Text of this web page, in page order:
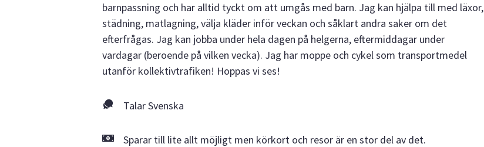
barnpassning och har alltid tyckt om att umgås med barn. Jag kan hjälpa till med läxor,
städning, matlagning, välja kläder inför veckan och såklart andra saker om det
efterfrågas. Jag kan jobba under hela dagen på helgerna, eftermiddagar under
vardagar (beroende på vilken vecka). Jag har moppe och cykel som transportmedel
utanför kollektivtrafiken! Hoppas vi ses!
Talar Svenska
Sparar till lite allt möjligt men körkort och resor är en stor del av det.